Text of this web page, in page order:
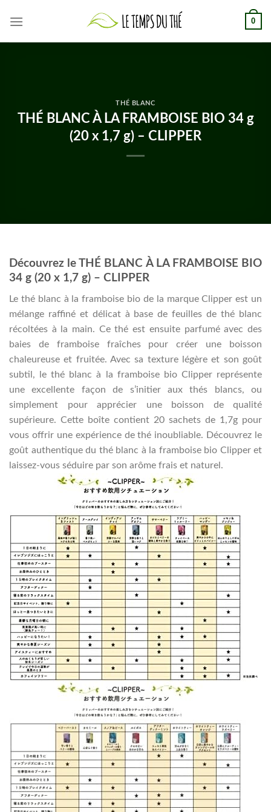
0
THÉ BLANC
THÉ BLANC À LA FRAMBOISE BIO 34 g
(20 x 1,7 g) – CLIPPER
Découvrez le THÉ BLANC À LA FRAMBOISE BIO
34 g (20 x 1,7 g) – CLIPPER
Le thé blanc à la framboise bio de la marque Clipper est un
mélange raffiné et délicat à base de feuilles de thé blanc
récoltées à la main. Ce thé est ensuite parfumé avec des
baies de framboise fraîches pour créer une boisson
chaleureuse et fruitée. Avec sa texture légère et son goût
subtil, le thé blanc à la framboise bio Clipper représente
une excellente façon de s’initier aux thés blancs, ou
simplement pour apprécier une boisson de qualité
supérieure. Cette boîte contient 20 sachets de 1,7g pour
vous offrir une expérience de thé inoubliable. Découvrez le
goût authentique du thé blanc à la framboise bio Clipper et
laissez-vous séduire par son arôme frais et naturel.